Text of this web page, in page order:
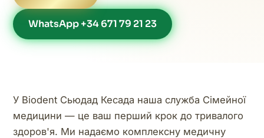
WhatsApp +34 671 79 21 23
У Biodent Сьюдад Кесада наша служба Сімейної
медицини — це ваш перший крок до тривалого
здоров'я. Ми надаємо комплексну медичну